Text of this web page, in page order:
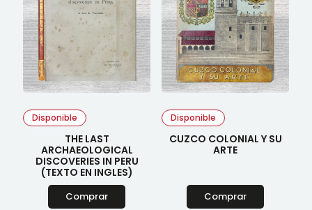
Disponible
THE LAST
ARCHAEOLOGICAL
DISCOVERIES IN PERU
(TEXTO EN INGLES)
Comprar
Disponible
CUZCO COLONIAL Y SU
ARTE
Comprar